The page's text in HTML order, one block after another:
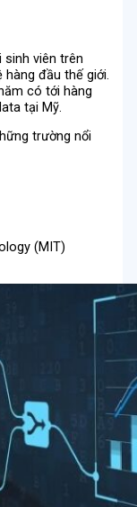
sinh viên trên
đầu thế giới.
có tới hàng
tại Mỹ.
trường nổi
(MIT)